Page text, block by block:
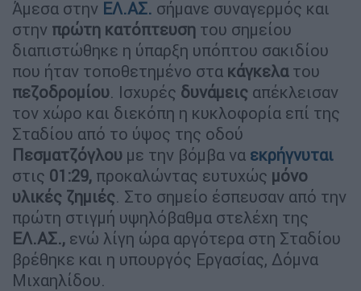
Άμεσα στην ΕΛ.ΑΣ. σήμανε συναγερμός και
στην πρώτη κατόπτευση του σημείου
διαπιστώθηκε η ύπαρξη υπόπτου σακιδίου
που ήταν τοποθετημένο στα κάγκελατου
πεζοδρομίου. Ισχυρές δυνάμεις απέκλεισαν
τον χώρο και διεκόπη η κυκλοφορία επί της
Σταδίου από το ύψος της οδού
Πεσματζόγλου με την βόμβα να εκρήγνυται
στις 01:29, προκαλώντας ευτυχώς μόνο
υλικές ζημιές. Στο σημείο έσπευσαν από την
πρώτη στιγμή υψηλόβαθμα στελέχη της
ΕΛ.ΑΣ., ενώ λίγη ώρα αργότερα στη Σταδίου
βρέθηκε και η υπουργός Εργασίας, Δόμνα
Μιχαηλίδου.